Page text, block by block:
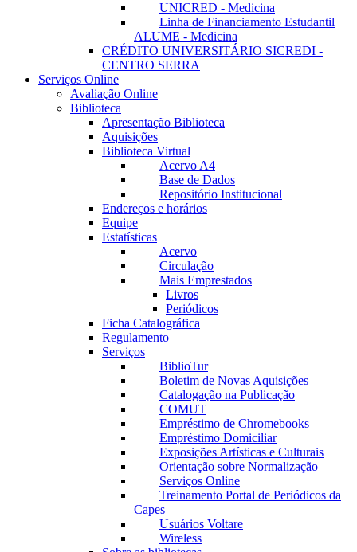
UNICRED - Medicina
Linha de Financiamento Estudantil
ALUME - Medicina
CRÉDITO UNIVERSITÁRIO SICREDI -
CENTRO SERRA
Serviços Online
Avaliação Online
Biblioteca
Apresentação Biblioteca
Aquisições
Biblioteca Virtual
Acervo A4
Base de Dados
Repositório Institucional
Endereços e horários
Equipe
Estatísticas
Acervo
Circulação
Mais Emprestados
Livros
Periódicos
Ficha Catalográfica
Regulamento
Serviços
BiblioTur
Boletim de Novas Aquisições
Catalogação na Publicação
COMUT
Empréstimo de Chromebooks
Empréstimo Domiciliar
Exposições Artísticas e Culturais
Orientação sobre Normalização
Serviços Online
Treinamento Portal de Periódicos da
Capes
Usuários Voltare
Wireless